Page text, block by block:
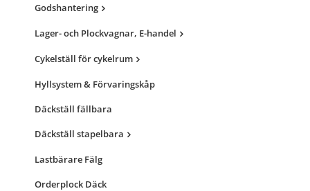
Godshantering
Lager- och Plockvagnar, E-handel
Cykelställ för cykelrum
Hyllsystem & Förvaringskåp
Däckställ fällbara
Däckställ stapelbara
Lastbärare Fälg
Orderplock Däck